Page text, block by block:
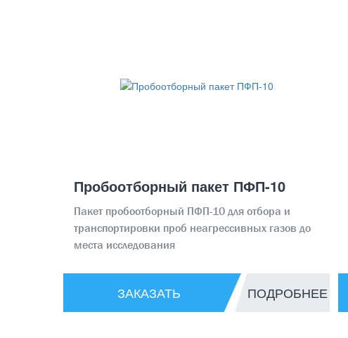
Пробоотборный пакет ПФП-10
Пакет пробоотборный ПФП-10 для отбора и
транспортировки проб неагрессивных газов до
места исследования
ЗАКАЗАТЬ ПОДРОБНЕЕ